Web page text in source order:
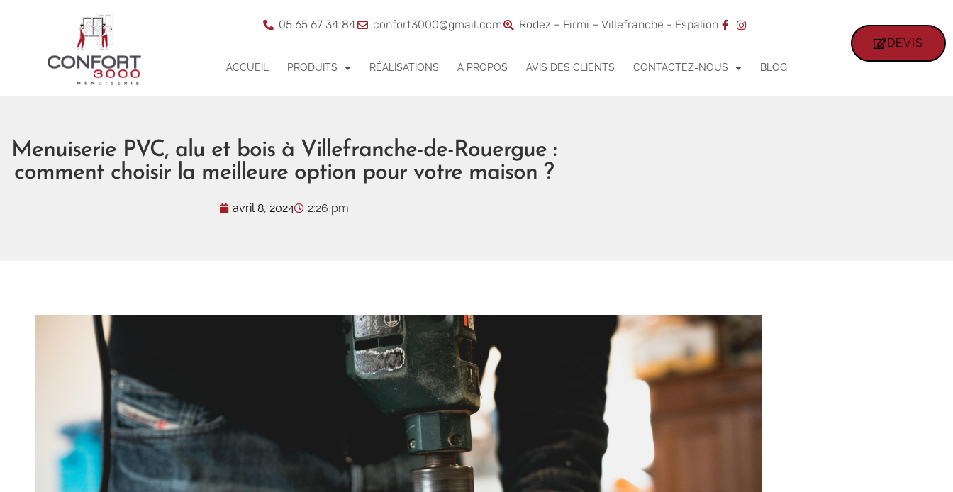
05 65 67 34 84 confort3000@gmail.com Rodez – Firmi – Villefranche - Espalion
ACCUEIL PRODUITS RÉALISATIONS A PROPOS AVIS DES CLIENTS CONTACTEZ-NOUS BLOG
DEVIS
Menuiserie PVC, alu et bois à Villefranche-de-Rouergue :
comment choisir la meilleure option pour votre maison ?
avril 8, 2024 2:26 pm